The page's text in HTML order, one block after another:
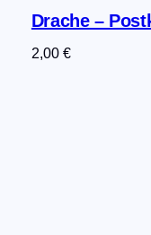
Drache –
2,00 €